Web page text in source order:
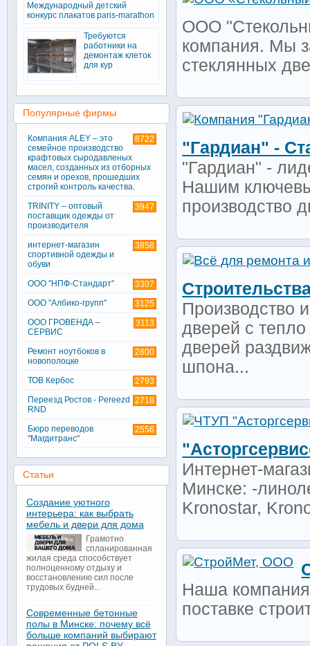
ООО
компания. Мы
стеклянных
"Гардиан" -
"Гардиан" -
Нашим
производство
Производство
дверей с
дверей
шпона...
Интернет-
Минске: -
Kronostar,
Наша компания
поставке
Международный детский
конкурс плакатов paris-marathon
Требуются
работники на
демонтаж клеток
для кур
Популярные фирмы
8722
Компания ALEY – это
семейное производство
крафтовых сыродавленых
масел, созданных из отборных
семян и орехов, прошедших
строгий контроль качества.
3947
TRINITY – оптовый
поставщик одежды от
производителя
3858
интернет-магазин
спортивной одежды и
обуви
3307
ООО "НПФ-Стандарт"
3125
ООО "Албико-групп"
3113
ООО ГРОВЕНДА –
СЕРВИС
2800
Ремонт ноутбоков в
новополоцке
2793
ТОВ Кербос
2718
Переезд Ростов - Pereezd
RND
2556
Бюро переводов
"Магдитранс"
Статьи
Создание уютного
интерьера: как выбрать
мебель и двери для дома
Грамотно
спланированная
жилая среда способствует
полноценному отдыху и
восстановлению сил после
трудовых будней...
Современные бетонные
полы в Минске: почему всё
больше компаний выбирают